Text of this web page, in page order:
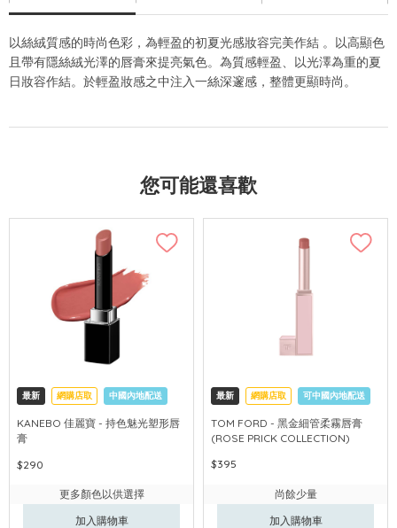
以絲絨質感的時尚色彩，為輕盈的初夏光感妝容完美作結 。以高顯色
且帶有隱絲絨光澤的唇膏來提亮氣色。為質感輕盈、以光澤為重的夏
日妝容作結。於輕盈妝感之中注入一絲深邃感，整體更顯時尚。
您可能還喜歡
最新 網購店取 中國內地配送
KANEBO 佳麗寶 - 持色魅光塑形唇
膏
$290
更多顏色以供選擇
加入購物車
最新 網購店取 可中國內地配送
TOM FORD - 黑金細管柔霧唇膏
(ROSE PRICK COLLECTION)
$395
尚餘少量
加入購物車